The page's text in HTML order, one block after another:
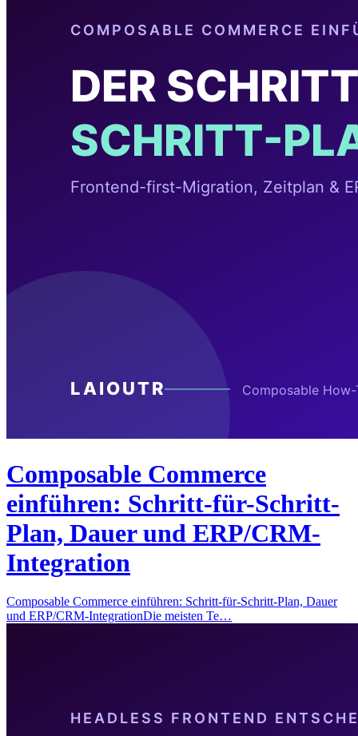
Composable Commerce
einführen: Schritt-für-Schritt-
Plan, Dauer und ERP/CRM-
Integration
Composable Commerce einführen: Schritt-für-Schritt-Plan, Dauer
und ERP/CRM-IntegrationDie meisten Te…